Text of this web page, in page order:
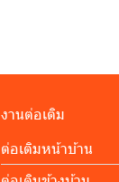
งานต่อเติม
ต่อเติมหน้าบ้าน